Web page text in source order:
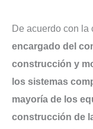
De acuerdo con la
encargado del
construcción y
los sistemas
mayoría de los
construcción de